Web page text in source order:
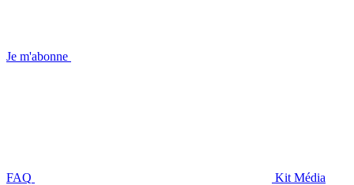
Je m'abonne
FAQ Kit Média